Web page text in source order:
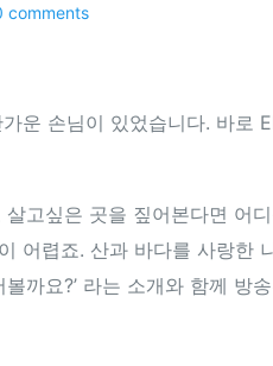
comments
운 손님이 있었습니다. 바로
살고싶은 곳을 짚어본다면 어
어렵죠. 산과 바다를 사랑한
까요?’ 라는 소개와 함께 방